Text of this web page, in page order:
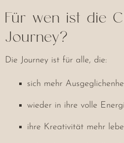
Für wen ist die
Journey?
Die Journey ist für alle, die:
sich mehr
wieder in ihre volle
ihre Kreativität mehr